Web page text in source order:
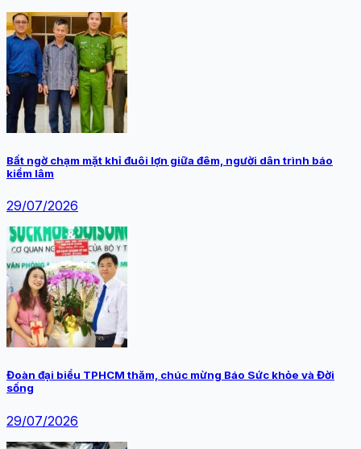
Bất ngờ chạm mặt khỉ đuôi lợn giữa đêm, người dân trình báo
kiểm lâm
29/07/2026
Đoàn đại biểu TPHCM thăm, chúc mừng Báo Sức khỏe và Đời
sống
29/07/2026